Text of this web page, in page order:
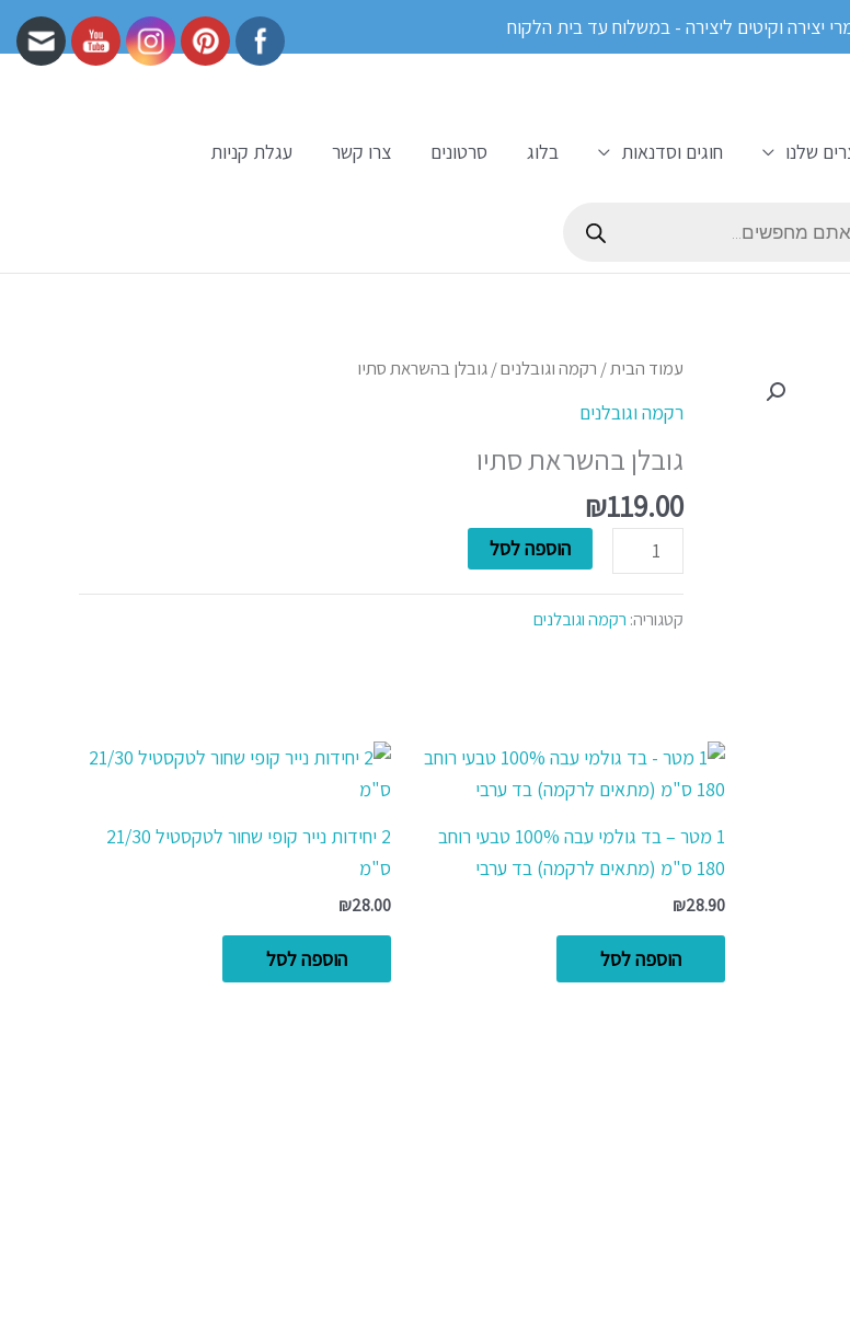
יצירה וקיטים ליצירה - במשלוח עד בית הלקוח
שלנו חוגים וסדנאות בלוג סרטונים צרו קשר
עגלת קניות
עמוד הבית/ רקמה וגובלנים/ גובלן בהשראת סתיו
רקמה וגובלנים
גובלן בהשראת סתיו
₪119.00
כמות
גובלן
בהשראת
סתיו
הוספה לסל
קטגוריה: רקמה וגובלנים
1 מטר – בד גולמי עבה 100% טבעי רוחב
180 ס"מ (מתאים לרקמה) בד ערבי
₪28.90
הוספה לסל
2 יחידות נייר קופי שחור לטקסטיל 21/30
ס"מ
₪28.00
הוספה לסל